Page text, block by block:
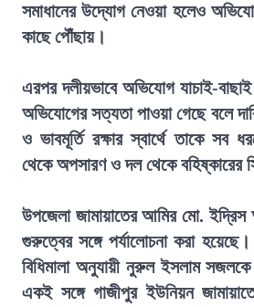
সমাধানের উদ্যোগ নেওয়া হলেও
কাছে পৌঁছায়।
এরপর দলীয়ভাবে অভিযোগ যাচাই-
অভিযোগের সত্যতা পাওয়া গেছে বলে
ও ভাবমূর্তি রক্ষার স্বার্থে তাকে সব
থেকে অপসারণ ও দল থেকে বহিষ্কারের
উপজেলা জামায়াতের আমির মো.
গুরুত্বের সঙ্গে পর্যালোচনা করা
বিধিমালা অনুযায়ী নুরুল ইসলাম
একই সঙ্গে গাজীপুর ইউনিয়ন